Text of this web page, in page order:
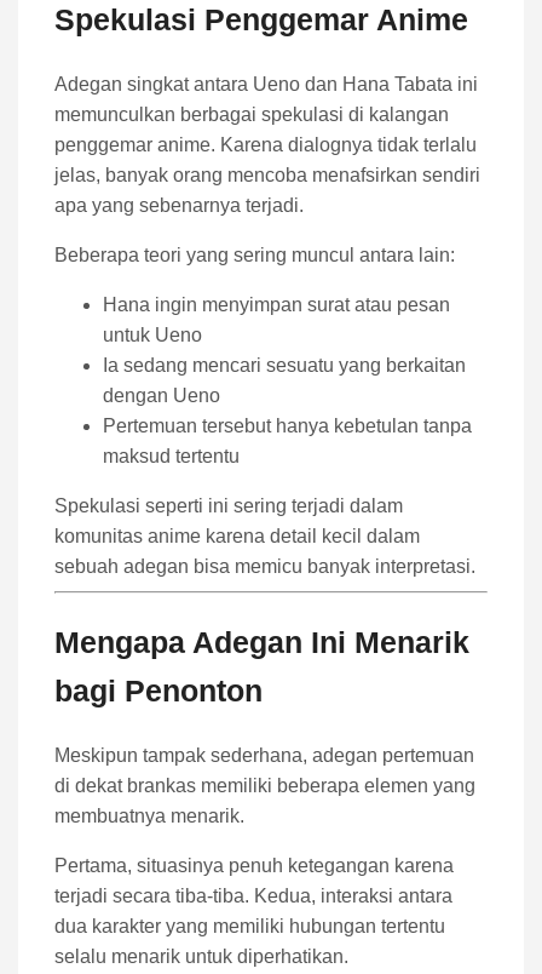
Spekulasi Penggemar Anime
Adegan singkat antara Ueno dan Hana Tabata ini
memunculkan berbagai spekulasi di kalangan
penggemar anime. Karena dialognya tidak terlalu
jelas, banyak orang mencoba menafsirkan sendiri
apa yang sebenarnya terjadi.
Beberapa teori yang sering muncul antara lain:
Hana ingin menyimpan surat atau pesan
untuk Ueno
Ia sedang mencari sesuatu yang berkaitan
dengan Ueno
Pertemuan tersebut hanya kebetulan tanpa
maksud tertentu
Spekulasi seperti ini sering terjadi dalam
komunitas anime karena detail kecil dalam
sebuah adegan bisa memicu banyak interpretasi.
Mengapa Adegan Ini Menarik
bagi Penonton
Meskipun tampak sederhana, adegan pertemuan
di dekat brankas memiliki beberapa elemen yang
membuatnya menarik.
Pertama, situasinya penuh ketegangan karena
terjadi secara tiba-tiba. Kedua, interaksi antara
dua karakter yang memiliki hubungan tertentu
selalu menarik untuk diperhatikan.